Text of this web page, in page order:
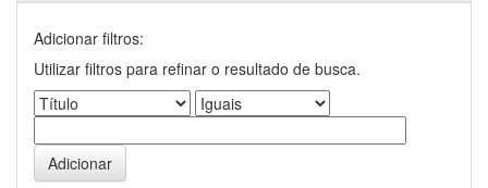
Adicionar filtros:
Utilizar filtros para refinar o resultado de busca.